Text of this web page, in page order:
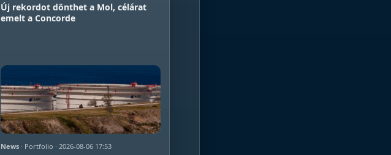
Új rekordot dönthet a Mol, célárat
emelt a Concorde
News · Portfolio · 2026-08-06 17:53